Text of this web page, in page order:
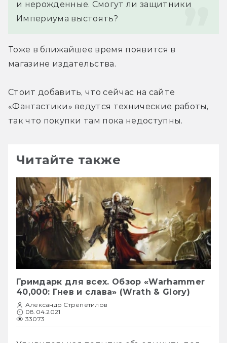
и нерожденные. Смогут ли защитники
Империума выстоять?
Тоже в ближайшее время появится в
магазине издательства.
Стоит добавить, что сейчас на сайте
«Фантастики» ведутся технические работы,
так что покупки там пока недоступны.
Читайте также
Гримдарк для всех. Обзор «Warhammer
40,000: Гнев и слава» (Wrath & Glory)
Александр Стрепетилов
08.04.2021
33073